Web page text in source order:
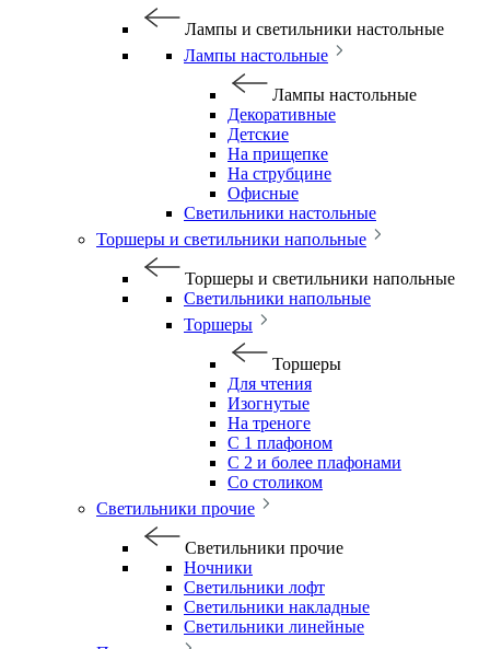
Лампы и светильники настольные
Лампы настольные
Лампы настольные
Декоративные
Детские
На прищепке
На струбцине
Офисные
Светильники настольные
Торшеры и светильники напольные
Торшеры и светильники напольные
Светильники напольные
Торшеры
Торшеры
Для чтения
Изогнутые
На треноге
С 1 плафоном
С 2 и более плафонами
Со столиком
Светильники прочие
Светильники прочие
Ночники
Светильники лофт
Светильники накладные
Светильники линейные